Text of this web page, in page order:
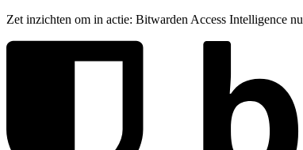
Zet inzichten om in actie: Bitwarden Access Intelligence